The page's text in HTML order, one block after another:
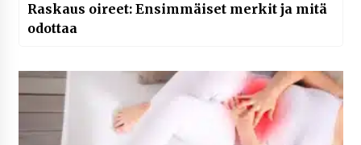
Raskaus oireet: Ensimmäiset merkit ja mitä
odottaa